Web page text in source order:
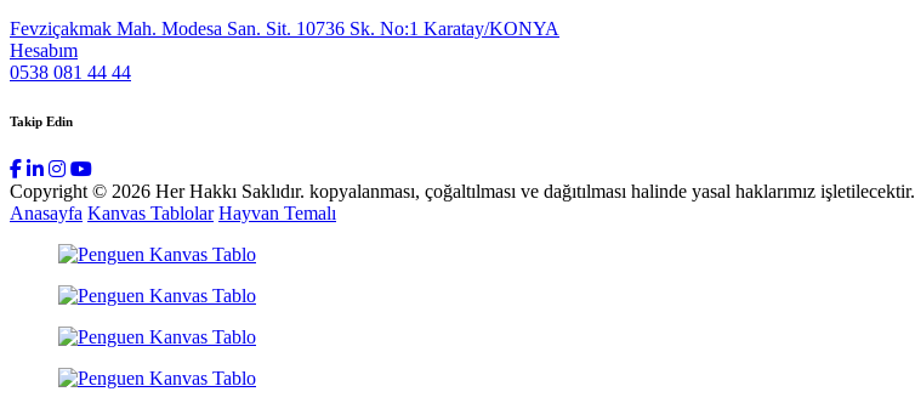
Fevziçakmak Mah. Modesa San. Sit. 10736 Sk. No:1 Karatay/KONYA
Hesabım
0538 081 44 44
Takip Edin
Copyright © 2026 Her Hakkı Saklıdır. kopyalanması, çoğaltılması ve dağıtılması halinde yasal haklarımız işletilecektir.
Anasayfa Kanvas Tablolar Hayvan Temalı